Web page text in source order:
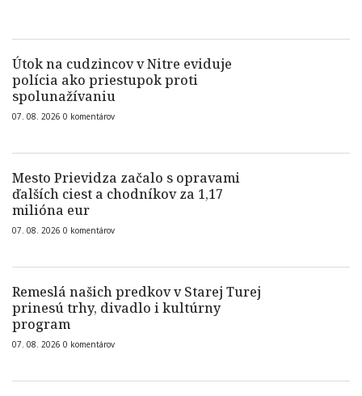
Útok na cudzincov v Nitre eviduje
polícia ako priestupok proti
spolunažívaniu
07. 08. 2026 0 komentárov
Mesto Prievidza začalo s opravami
ďalších ciest a chodníkov za 1,17
milióna eur
07. 08. 2026 0 komentárov
Remeslá našich predkov v Starej Turej
prinesú trhy, divadlo i kultúrny
program
07. 08. 2026 0 komentárov